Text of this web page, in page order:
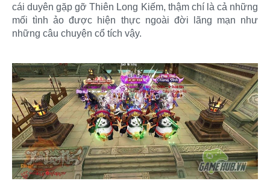
cái duyên gặp gỡ Thiên Long Kiếm, thậm chí là cả những
mối tình ảo được hiện thực ngoài đời lãng mạn như
những câu chuyện cổ tích vậy.